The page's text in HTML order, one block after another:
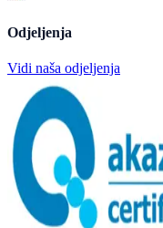
Odjeljenja
Vidi naša odjeljenja